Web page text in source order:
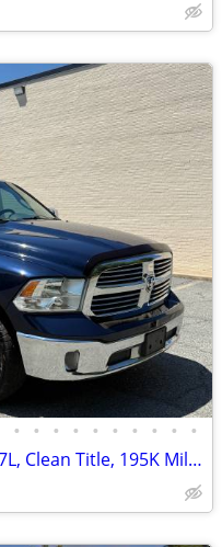
• • • • • • • • • •
2015 Dodge Ram 1500 HEMI 5.7L, Clean Title, 195K Miles